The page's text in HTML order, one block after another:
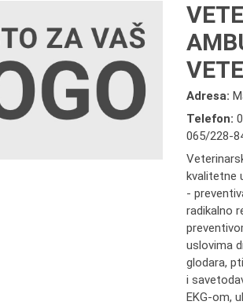
Adresa:
Telefon:
065/228-
kvalitetne
-
radikalno
uslovima
glodara,
i
EKG-om,